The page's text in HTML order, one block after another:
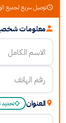
توصيل سريع لجميع
معلومات
العنوان تحديد